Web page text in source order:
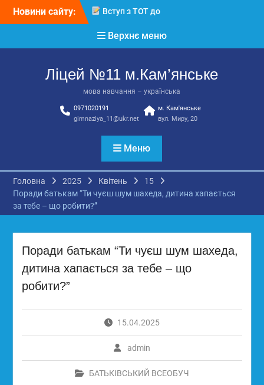
Новини сайту:
Вступ з ТОТ до
освіти: міф чи правда?
Перевірте свої знання!
запрошує до своєї
3 страхи, які найчастіше
заважають дітям і молоді
виїхати з окупації
До Всесвітнього дня
боротьби з дитячою
працею
Верхнє меню
Ліцей №11 м.Кам’янське
мова навчання – українська
0971020191
gimnaziya_11@ukr.net
м. Кам'янське
вул. Миру, 20
Меню
Головна 2025 Квітень
15
Поради батькам “Ти чуєш шум шахеда, дитина хапається
за тебе – що робити?”
Поради батькам “Ти чуєш шум шахеда,
дитина хапається за тебе – що
робити?”
15.04.2025
admin
БАТЬКІВСЬКИЙ ВСЕОБУЧ